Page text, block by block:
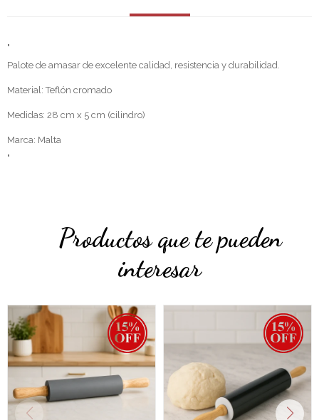
"
Palote de amasar de excelente calidad, resistencia y durabilidad.
Material: Teflón cromado
Medidas: 28 cm x 5 cm (cilindro)
Marca: Malta
"
Productos que te pueden
interesar